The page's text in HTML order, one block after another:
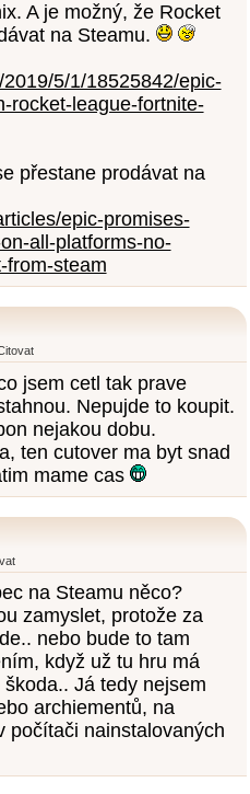
A je možný, že Rocket
na Steamu.
5/1/18525842/epic-
rocket-league-fortnite-
přestane prodávat na
epic-promises-
all-platforms-no-
from-steam
jsem cetl tak prave
Nepujde to koupit.
nejakou dobu.
ten cutover ma byt snad
mame cas
na Steamu něco?
zamyslet, protože za
nebo bude to tam
když už tu hru má
Já tedy nejsem
archiementů, na
počítači nainstalovaných